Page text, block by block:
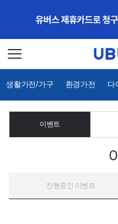
생활가전/가구 환경가전 다
이벤트
진행중인 이벤트